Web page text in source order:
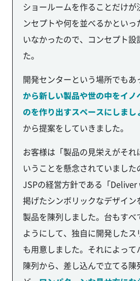
ショールームを作ることだけが
ンセプトや何を並べるかといっ
いなかったので、コンセプト
た。
開発センターという場所でもあ
から新しい製品や世の中をイノ
のを作り出すスペースにしまし
から提案をしていきました。
お客様は「製品の見栄えがそれ
いうことを懸念されていました
JSPの経営方針である「Deliver
掲げたシンボリックなデザイン
製品を陳列しました。台もすべ
ようにして、独自に開発した
も用意しました。それによって
陳列から、差し込んで立てる陳